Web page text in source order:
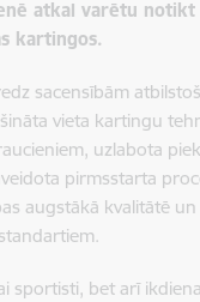
atkal varētu notikt
kartingos.
sacensībām
vieta kartingu
uzlabota
pirmsstarta
augstākā kvalitātē
sportisti, bet arī